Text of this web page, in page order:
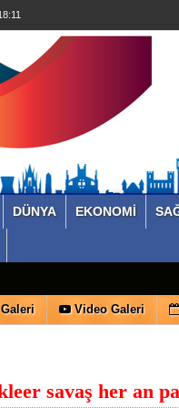
DÜNYA EKONOMİ
Video Galeri
savaş her an